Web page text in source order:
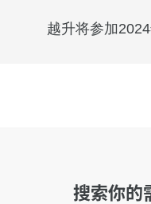
越升将参加
搜索你的